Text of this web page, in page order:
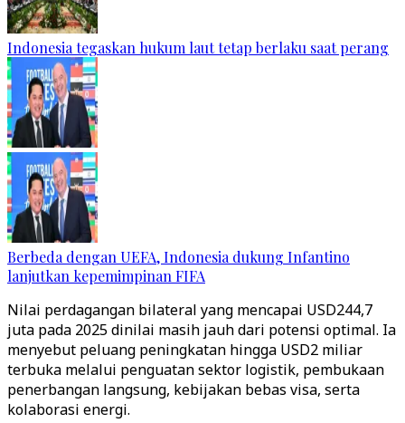
Indonesia tegaskan hukum laut tetap berlaku saat perang
Berbeda dengan UEFA, Indonesia dukung Infantino
lanjutkan kepemimpinan FIFA
Nilai perdagangan bilateral yang mencapai USD244,7
juta pada 2025 dinilai masih jauh dari potensi optimal. Ia
menyebut peluang peningkatan hingga USD2 miliar
terbuka melalui penguatan sektor logistik, pembukaan
penerbangan langsung, kebijakan bebas visa, serta
kolaborasi energi.